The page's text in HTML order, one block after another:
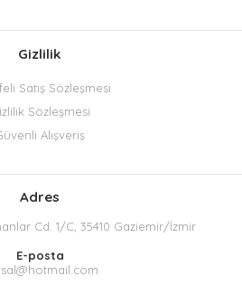
Gizlilik
Satış Sözleşmesi
Sözleşmesi
Alışveriş
Adres
Cd. 1/C, 35410 Gaziemir/İzmir
E-posta